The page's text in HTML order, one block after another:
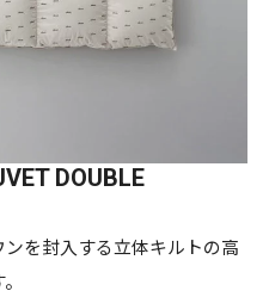
DOUBLE
を封入する立体キルトの高